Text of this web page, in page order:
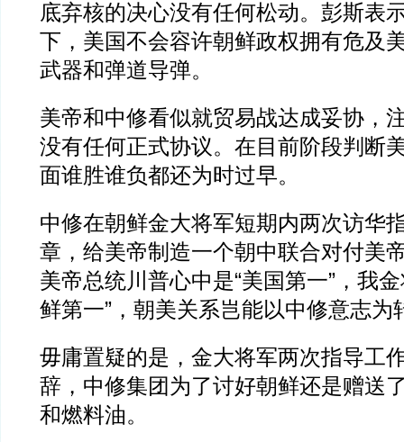
底弃核的决心没有任何松动。彭斯表
下，美国不会容许朝鲜政权拥有危及
武器和弹道导弹。
美帝和中修看似就贸易战达成妥协，
没有任何正式协议。在目前阶段判断
面谁胜谁负都还为时过早。
中修在朝鲜金大将军短期内两次访华
章，给美帝制造一个朝中联合对付美
美帝总统川普心中是“美国第一”，我
鲜第一”，朝美关系岂能以中修意志为
毋庸置疑的是，金大将军两次指导工
辞，中修集团为了讨好朝鲜还是赠送
和燃料油。